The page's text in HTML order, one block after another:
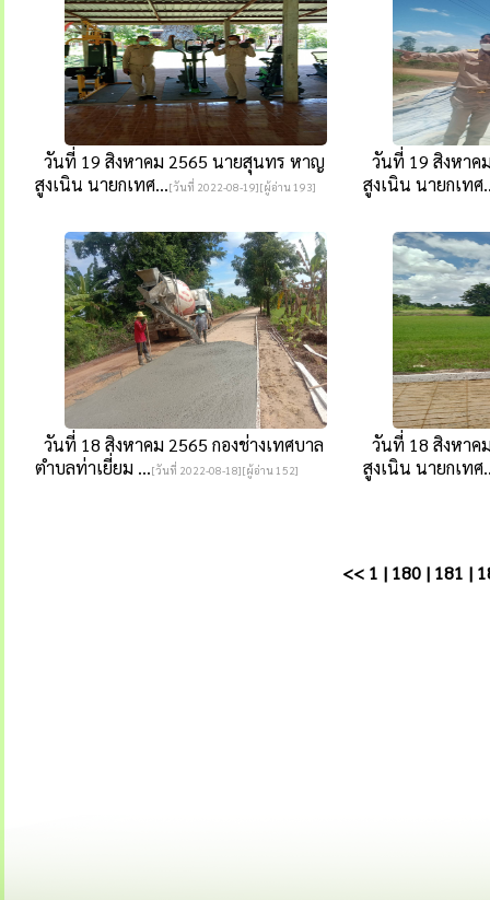
วันที่ 19 สิงหาคม 2565 นายสุนทร หาญ
สูงเนิน นายกเทศ...[วันที่ 2022-08-19][ผู้อ่าน 193]
วันที่ 19 สิงหา
สูงเนิน นายกเทศ
วันที่ 18 สิงหาคม 2565 กองช่างเทศบาล
ตำบลท่าเยี่ยม ...[วันที่ 2022-08-18][ผู้อ่าน 152]
วันที่ 18 สิงหา
สูงเนิน นายกเทศ
<< 1 | 180 | 181 |